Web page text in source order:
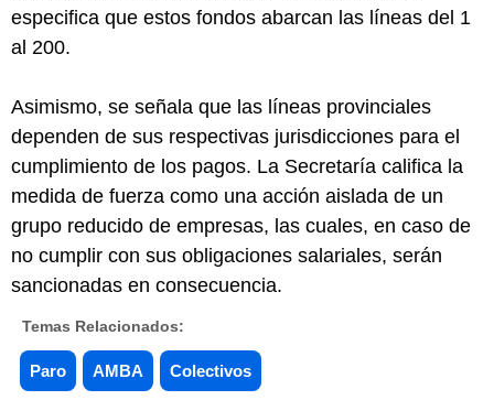
especifica que estos fondos abarcan las líneas del 1
al 200.
Asimismo, se señala que las líneas provinciales
dependen de sus respectivas jurisdicciones para el
cumplimiento de los pagos. La Secretaría califica la
medida de fuerza como una acción aislada de un
grupo reducido de empresas, las cuales, en caso de
no cumplir con sus obligaciones salariales, serán
sancionadas en consecuencia.
Temas Relacionados:
Paro AMBA Colectivos